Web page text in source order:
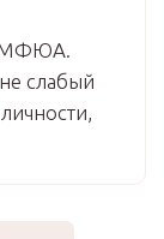
МФЮА.
слабый